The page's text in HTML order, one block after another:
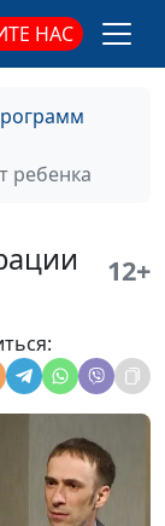
НАС
ребенка
12+